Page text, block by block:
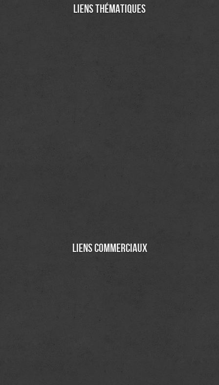
Liens thématiques
Liens commerciaux